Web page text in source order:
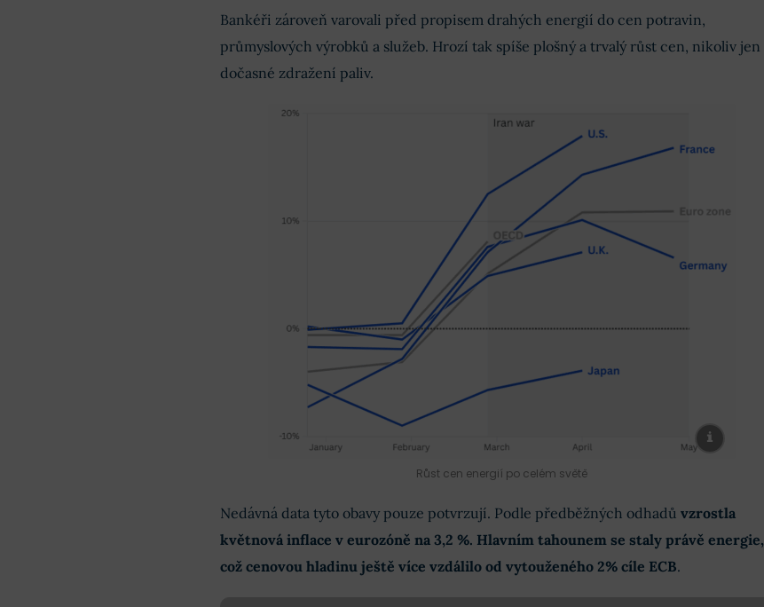
Bankéři zároveň varovali před propisem drahých energií do cen potravin,
průmyslových výrobků a služeb. Hrozí tak spíše plošný a trvalý růst cen, nikoliv jen
dočasné zdražení paliv.
Růst cen energií po celém světě
Nedávná data tyto obavy pouze potvrzují. Podle předběžných odhadů vzrostla
květnová inflace v eurozóně na 3,2 %. Hlavním tahounem se staly právě energie,
což cenovou hladinu ještě více vzdálilo od vytouženého 2% cíle ECB.